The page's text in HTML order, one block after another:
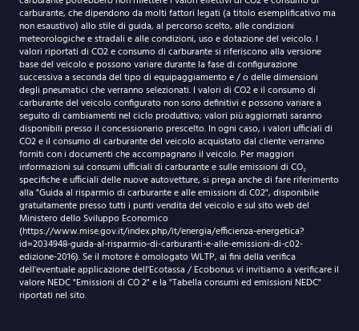
carburante, che dipendono da molti fattori legati (a titolo esemplificativo ma
non esaustivo) allo stile di guida, al percorso scelto, alle condizioni
meteorologiche e stradali e alle condizioni, uso e dotazione del veicolo. I
valori riportati di CO2 e consumo di carburante si riferiscono alla versione
base del veicolo e possono variare durante la fase di configurazione
successiva a seconda del tipo di equipaggiamento e / o delle dimensioni
degli pneumatici che verranno selezionati. I valori di CO2 e il consumo di
carburante del veicolo configurato non sono definitivi e possono variare a
seguito di cambiamenti nel ciclo produttivo; valori più aggiornati saranno
disponibili presso il concessionario prescelto. In ogni caso, i valori ufficiali di
CO2 e il consumo di carburante del veicolo acquistato dal cliente verranno
forniti con i documenti che accompagnano il veicolo. Per maggiori
informazioni sui consumi ufficiali di carburante e sulle emissioni di CO₂
specifiche e ufficiali delle nuove autovetture, si prega anche di fare riferimento
alla "Guida al risparmio di carburante e alle emissioni di C02", disponibile
gratuitamente presso tutti i punti vendita del veicolo e sul sito web del
Ministero dello Sviluppo Economico
(https://www.mise.gov.it/index.php/it/energia/efficienza-energetica?
id=2034948-guida-al-risparmio-di-carburanti-e-alle-emissioni-di-c02-
edizione-2016). Se il motore è omologato WLTP, ai fini della verifica
dell'eventuale applicazione dell'Ecotassa / Ecobonus vi invitiamo a verificare il
valore NEDC "Emissioni di CO 2" e la "Tabella consumi ed emissioni NEDC"
riportati nel sito.